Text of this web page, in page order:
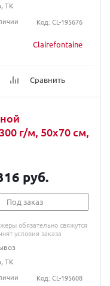
Clairefontaine
Сравнить
ТК
Код: CL-195676
г/м, 50х70 см,
руб.
Под заказ
обязательно свяжутся
условия заказа
ТК
Код: CL-195608